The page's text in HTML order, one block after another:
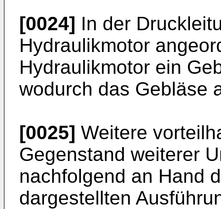
[0024] In der
Hydraulikmotor
Hydraulikmotor ein
wodurch das Gebläse
[0025] Weitere
Gegenstand weiterer
nachfolgend an Hand
dargestellten